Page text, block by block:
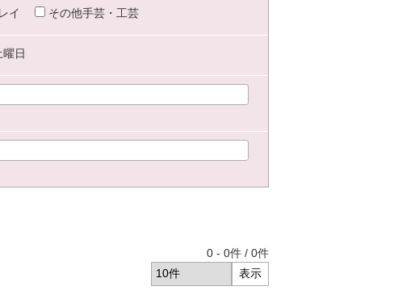
イ その他手芸・工芸
曜日
0 - 0件 / 0件